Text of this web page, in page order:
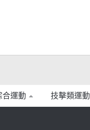
合運動 技擊類運動